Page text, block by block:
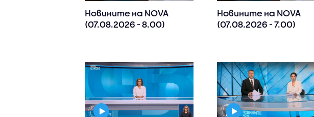
Новините на NOVA
(07.08.2026 - 8.00)
Новините на NOVA
(07.08.2026 - 7.00)